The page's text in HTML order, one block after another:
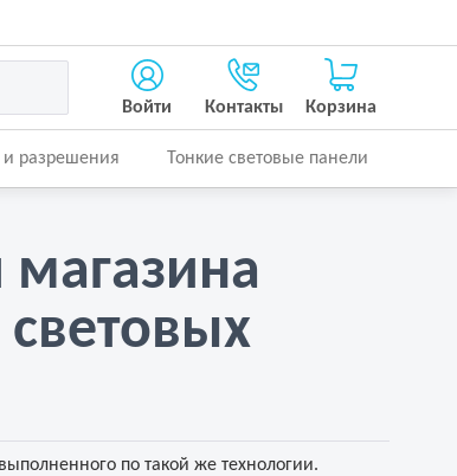
Войти Контакты Корзина
и разрешения Тонкие световые панели
по такой же технологии.